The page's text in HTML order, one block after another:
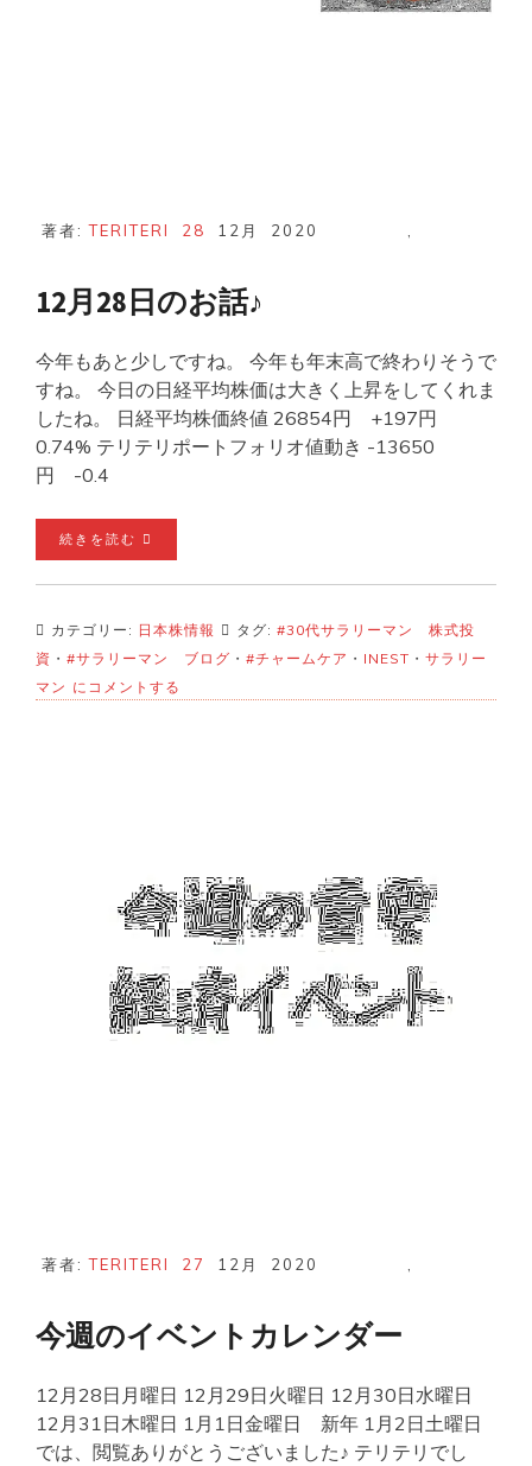
著者:TERITERI 28 12月 2020
12月28日のお話♪
今年もあと少しですね。 今年も年末高で終わりそうで
すね。 今日の日経平均株価は大きく上昇をしてくれま
したね。 日経平均株価終値 26854円 +197円
0.74% テリテリポートフォリオ値動き -13650
円 -0.4
続きを読む
カテゴリー: 日本株情報 タグ: #30代サラリーマン 株式投
資 ・ #サラリーマン ブログ ・ #チャームケア ・ INEST ・ サラリー
マン 12
月
にコメントする
著者:TERITERI 27 12月 2020
今週のイベントカレンダー
12月28日月曜日 12月29日火曜日 12月30日水曜日
12月31日木曜日 1月1日金曜日 新年 1月2日土曜日
では、閲覧ありがとうございました♪ テリテリでし